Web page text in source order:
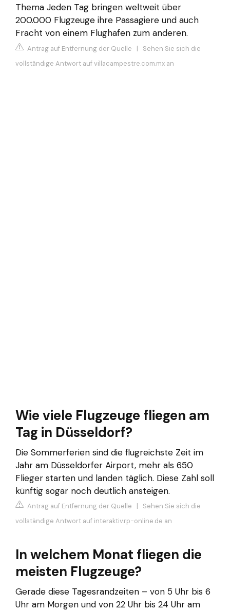
Thema Jeden Tag bringen weltweit über
200.000 Flugzeuge ihre Passagiere und auch
Fracht von einem Flughafen zum anderen.
Antrag auf Entfernung der Quelle | Sehen Sie sich die
vollständige Antwort auf villacampestre.com.mx an
Wie viele Flugzeuge fliegen am
Tag in Düsseldorf?
Die Sommerferien sind die flugreichste Zeit im
Jahr am Düsseldorfer Airport, mehr als 650
Flieger starten und landen täglich. Diese Zahl soll
künftig sogar noch deutlich ansteigen.
Antrag auf Entfernung der Quelle | Sehen Sie sich die
vollständige Antwort auf interaktiv.rp-online.de an
In welchem Monat fliegen die
meisten Flugzeuge?
Gerade diese Tagesrandzeiten – von 5 Uhr bis 6
Uhr am Morgen und von 22 Uhr bis 24 Uhr am